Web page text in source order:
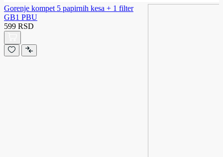
Gorenje kompet 5 papirnih kesa + 1 filter
GB1 PBU
599 RSD